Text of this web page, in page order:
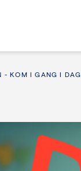
- KOM I GANG I DAG